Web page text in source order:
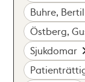
Buhre, Bertil
Östberg,
Sjukdomar